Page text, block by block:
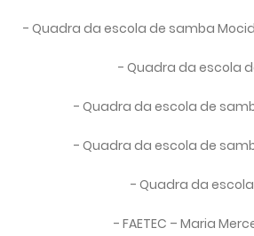
- Quadra da escola de samba
- Quadra da escola
- Quadra da escola de
- Quadra da escola de
- Quadra da
- FAETEC – Maria